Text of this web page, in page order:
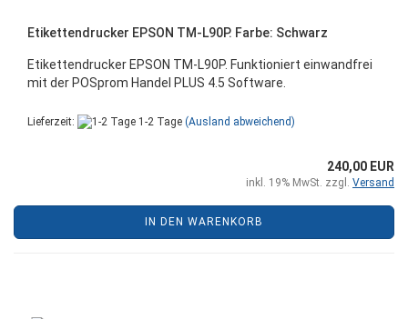
Etikettendrucker EPSON TM-L90P. Farbe: Schwarz
Etikettendrucker EPSON TM-L90P. Funktioniert einwandfrei
mit der POSprom Handel PLUS 4.5 Software.
Lieferzeit: 1-2 Tage (Ausland abweichend)
240,00 EUR
inkl. 19% MwSt. zzgl. Versand
IN DEN WARENKORB